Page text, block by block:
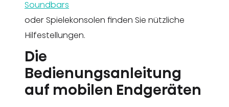
Soundbars
oder Spielekonsolen finden Sie nützliche
Hilfestellungen.
Die
Bedienungsanleitung
auf mobilen Endgeräten